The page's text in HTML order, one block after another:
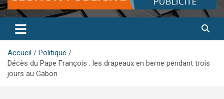
Accueil
Politique
Décès du Pape François : les drapeaux en berne pendant trois
jours au Gabon